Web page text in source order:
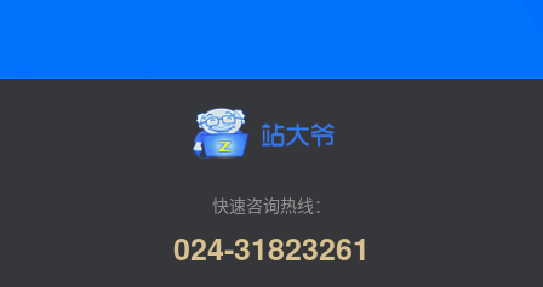
快速咨询热线：
024-31823261